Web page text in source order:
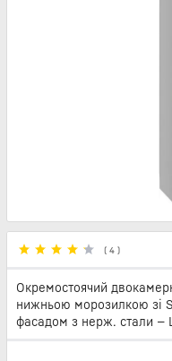
( 4 )
Окремостоячий
нижньою морозилкою зі
фасадом з нерж. стали —